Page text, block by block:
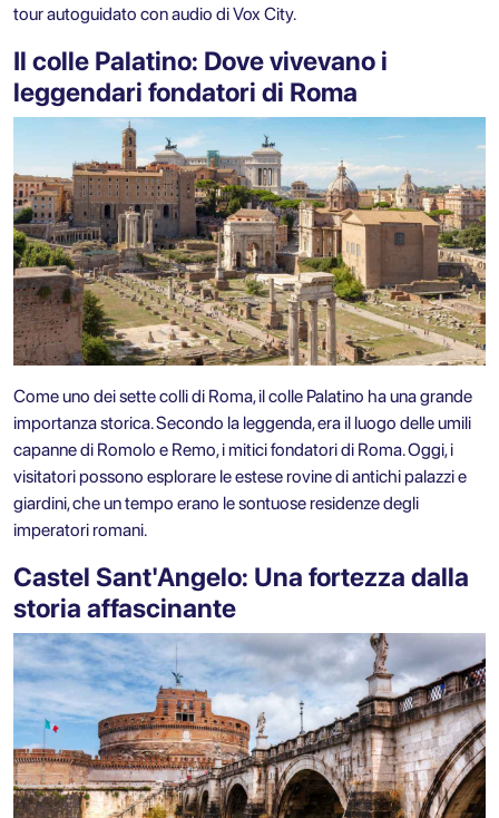
tour autoguidato con audio di Vox City.
Il colle Palatino: Dove vivevano i
leggendari fondatori di Roma
Come uno dei sette colli di Roma, il colle Palatino ha una grande
importanza storica. Secondo la leggenda, era il luogo delle umili
capanne di Romolo e Remo, i mitici fondatori di Roma. Oggi, i
visitatori possono esplorare le estese rovine di antichi palazzi e
giardini, che un tempo erano le sontuose residenze degli
imperatori romani.
Castel Sant'Angelo: Una fortezza dalla
storia affascinante